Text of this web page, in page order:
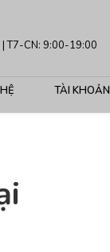
T7-CN: 9:00-19:00
TÀI KHOẢN